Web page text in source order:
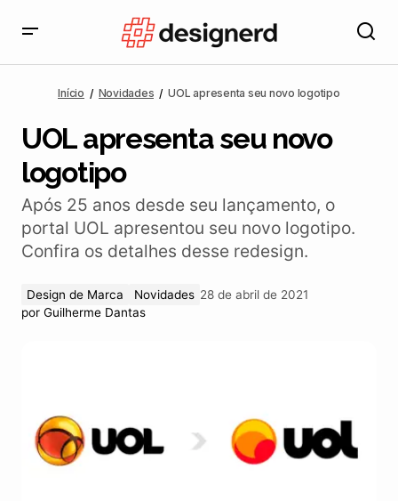
Início Novidades UOL apresenta seu novo logotipo
UOL apresenta seu novo
logotipo
Após 25 anos desde seu lançamento, o
portal UOL apresentou seu novo logotipo.
Confira os detalhes desse redesign.
Design de Marca Novidades 28 de abril de 2021
por Guilherme Dantas